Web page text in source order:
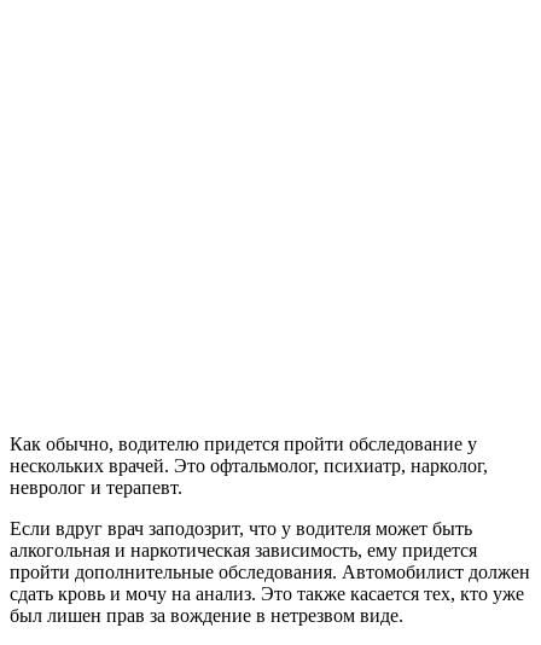
Как обычно, водителю придется пройти обследование у
нескольких врачей. Это офтальмолог, психиатр, нарколог,
невролог и терапевт.
Если вдруг врач заподозрит, что у водителя может быть
алкогольная и наркотическая зависимость, ему придется
пройти дополнительные обследования. Автомобилист должен
сдать кровь и мочу на анализ. Это также касается тех, кто уже
был лишен прав за вождение в нетрезвом виде.